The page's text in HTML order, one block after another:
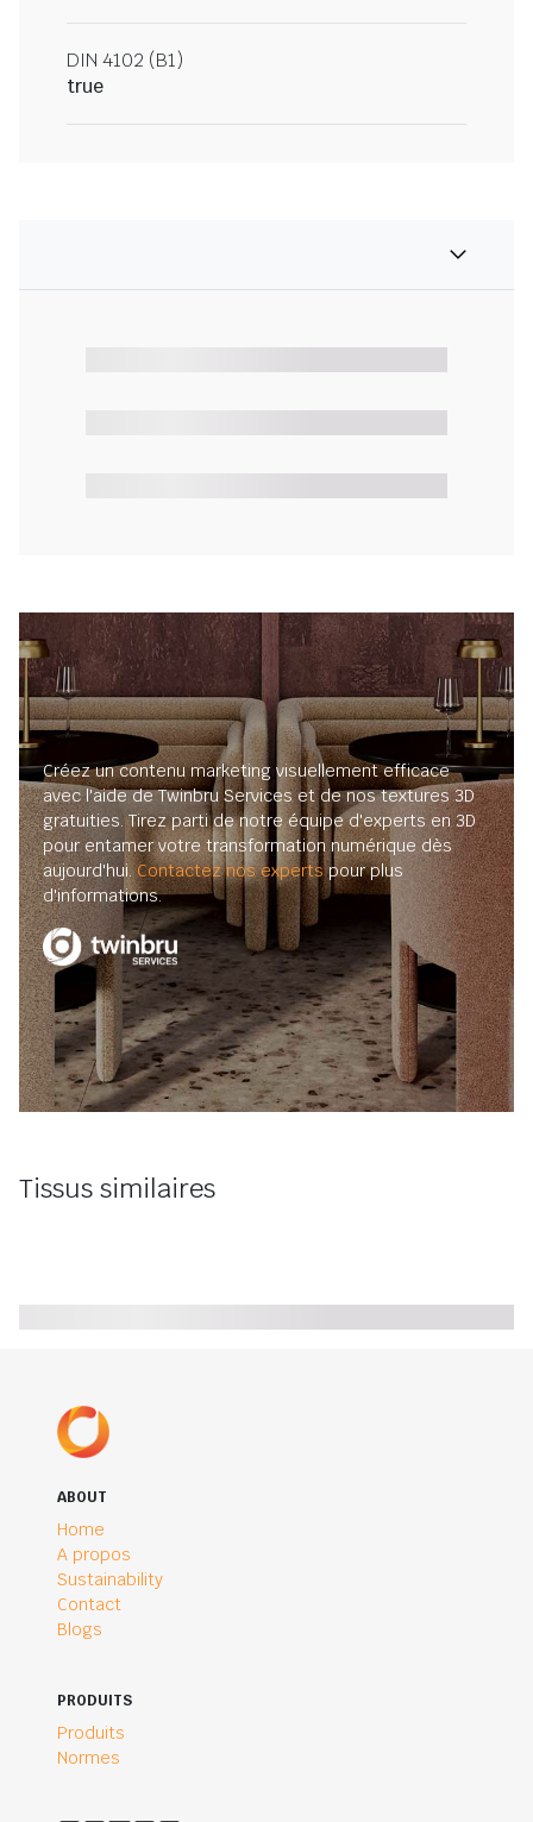
DIN 4102 (B1)
true
Créez un contenu marketing visuellement efficace
avec l'aide de Twinbru Services et de nos textures 3D
gratuities. Tirez parti de notre équipe d'experts en 3D
pour entamer votre transformation numérique dès
aujourd'hui.Contactez nos expertspour plus
d'informations.
Tissus similaires
ABOUT
Home
A propos
Sustainability
Contact
Blogs
PRODUITS
Produits
Normes